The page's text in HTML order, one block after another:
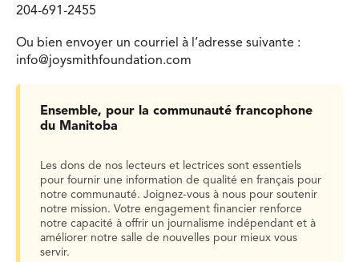
204-691-2455
Ou bien envoyer un courriel à l’adresse suivante :
info@joysmithfoundation.com
Ensemble, pour la communauté francophone
du Manitoba
Les dons de nos lecteurs et lectrices sont essentiels
pour fournir une information de qualité en français pour
notre communauté. Joignez-vous à nous pour soutenir
notre mission. Votre engagement financier renforce
notre capacité à offrir un journalisme indépendant et à
améliorer notre salle de nouvelles pour mieux vous
servir.